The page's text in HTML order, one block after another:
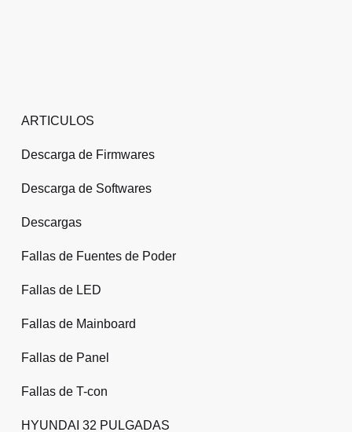
ARTICULOS
Descarga de Firmwares
Descarga de Softwares
Descargas
Fallas de Fuentes de Poder
Fallas de LED
Fallas de Mainboard
Fallas de Panel
Fallas de T-con
HYUNDAI 32 PULGADAS